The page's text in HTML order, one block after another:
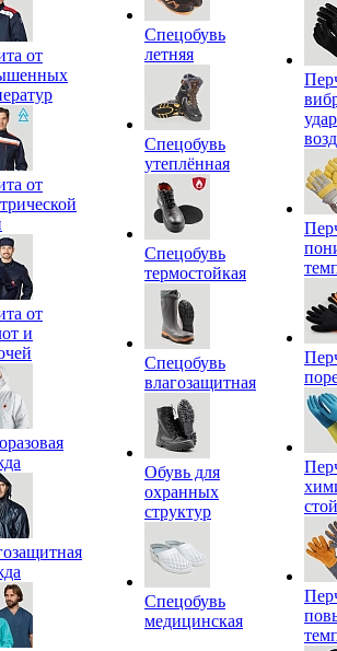
от
от
от
и
Спецобувь
летняя
Спецобувь
утеплённая
Спецобувь
термостойкая
Спецобувь
влагозащитная
Обувь для
охранных
структур
Спецобувь
медицинская